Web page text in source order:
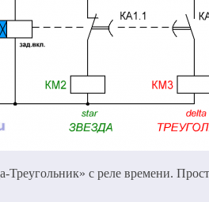
Треугольник» с реле времени.